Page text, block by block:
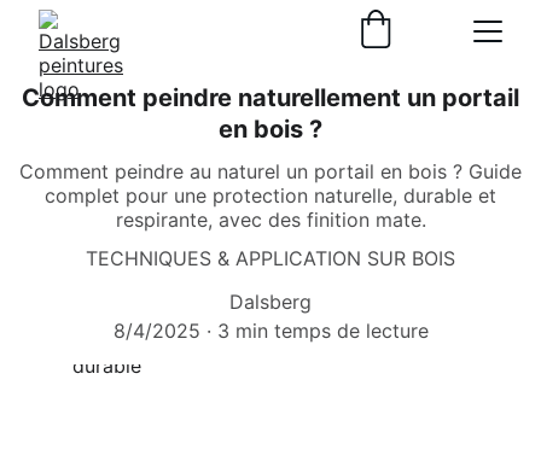
Comment peindre naturellement un portail
en bois ?
Comment peindre au naturel un portail en bois ? Guide
complet pour une protection naturelle, durable et
respirante, avec des finition mate.
TECHNIQUES & APPLICATION SUR BOIS
Dalsberg
8/4/2025
3 min temps de lecture